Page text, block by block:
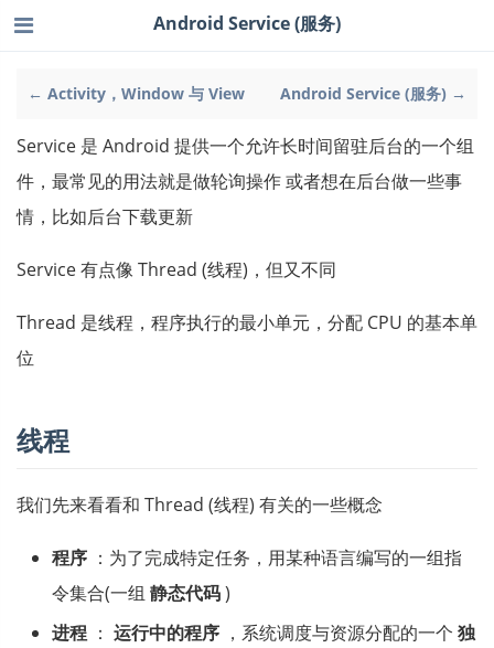
← Activity，Window 与 View Android Service (服务) →
Android Service (服务)
Service 是 Android 提供一个允许长时间留驻后台的一个组
件，最常见的用法就是做轮询操作 或者想在后台做一些事
情，比如后台下载更新
Service 有点像 Thread (线程)，但又不同
Thread 是线程，程序执行的最小单元，分配 CPU 的基本单
位
线程
我们先来看看和 Thread (线程) 有关的一些概念
程序 ：为了完成特定任务，用某种语言编写的一组指
令集合(一组 静态代码)
进程 ： 运行中的程序 ，系统调度与资源分配的一个 独